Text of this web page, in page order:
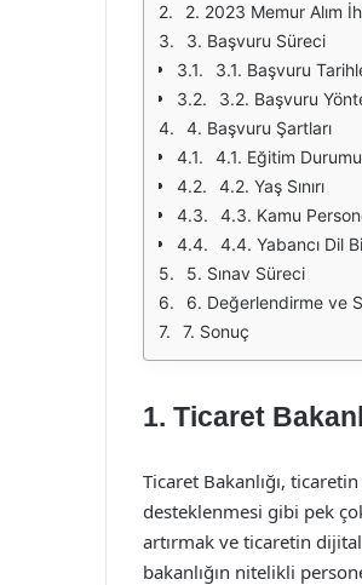
2. 2023 Memur Alım
3. Başvuru Süreci
3.1. Başvuru
3.2. Başvuru
4. Başvuru Şartları
4.1. Eğitim Durumu
4.2. Yaş Sınırı
4.3. Kamu
4.4. Yabancı Dil
5. Sınav Süreci
6. Değerlendirme ve
7. Sonuç
1. Ticaret
Ticaret Bakanlığı,
desteklenmesi gibi pek
artırmak ve ticaretin
bakanlığın nitelikli